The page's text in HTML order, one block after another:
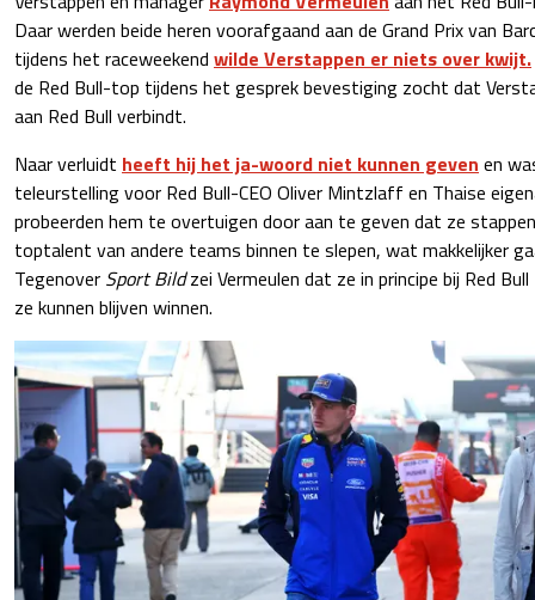
Daar werden beide heren voorafgaand aan de Grand Prix van
tijdens het raceweekend wilde Verstappen er niets over kwijt.
de Red Bull-top tijdens het gesprek bevestiging zocht dat
aan Red Bull verbindt.
Naar verluidt heeft hij het ja-woord niet kunnen geven en
teleurstelling voor Red Bull-CEO Oliver Mintzlaff en Thaise
probeerden hem te overtuigen door aan te geven dat ze
toptalent van andere teams binnen te slepen, wat makkelijker
Tegenover Sport Bildzei Vermeulen dat ze in principe bij Red
ze kunnen blijven winnen.